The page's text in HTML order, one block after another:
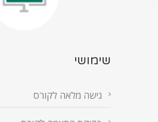
שימושי
גישה מלאה לקורס